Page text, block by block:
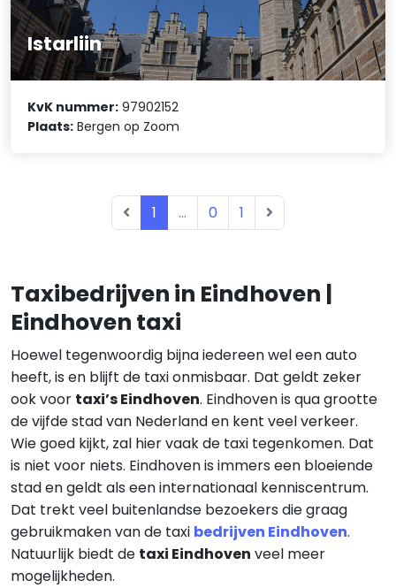
Istarliin
KvK nummer: 97902152
Plaats: Bergen op Zoom
1 ... 0 1
Taxibedrijven in Eindhoven |
Eindhoven taxi
Hoewel tegenwoordig bijna iedereen wel een auto
heeft, is en blijft de taxi onmisbaar. Dat geldt zeker
ook voor taxi’s Eindhoven. Eindhoven is qua grootte
de vijfde stad van Nederland en kent veel verkeer.
Wie goed kijkt, zal hier vaak de taxi tegenkomen. Dat
is niet voor niets. Eindhoven is immers een bloeiende
stad en geldt als een internationaal kenniscentrum.
Dat trekt veel buitenlandse bezoekers die graag
gebruikmaken van de taxi bedrijven Eindhoven.
Natuurlijk biedt de taxi Eindhoven veel meer
mogelijkheden.